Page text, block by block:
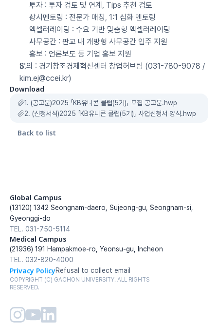
투자 : 투자 검토 및 연계, Tips 추천 검토
상시멘토링 : 전문가 매칭, 1:1 심화 멘토링
액셀러레이팅 : 수요 기반 맞춤형 액셀러레이팅
사무공간 : 판교 내 개방형 사무공간 입주 지원
홍보 : 언론보도 등 기업 홍보 지원
문의 : 경기창조경제혁신센터 창업허브팀 (031-780-9078 /
kim.ej@ccei.kr)
Download
1. (공고문)2025 「KB유니콘 클럽(5기)」 모집 공고문.hwp
2. (신청서식)2025 「KB유니콘 클럽(5기)」 사업신청서 양식.hwp
Back to list
Global Campus
(13120) 1342 Seongnam-daero, Sujeong-gu, Seongnam-si,
Gyeonggi-do
TEL. 031-750-5114
Medical Campus
(21936) 191 Hampakmoe-ro, Yeonsu-gu, Incheon
TEL. 032-820-4000
Privacy PolicyRefusal to collect email
COPYRIGHT (C) GACHON UNIVERSITY. ALL RIGHTS
RESERVED.